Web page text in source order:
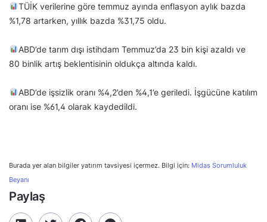
TÜİK verilerine göre temmuz ayında enflasyon aylık bazda
%1,78 artarken, yıllık bazda %31,75 oldu.
ABD’de tarım dışı istihdam Temmuz’da 23 bin kişi azaldı ve
80 binlik artış beklentisinin oldukça altında kaldı.
ABD’de işsizlik oranı %4,2’den %4,1’e geriledi. İşgücüne katılım
oranı ise %61,4 olarak kaydedildi.
Burada yer alan bilgiler yatırım tavsiyesi içermez. Bilgi için: Midas Sorumluluk
Beyanı
Paylaş